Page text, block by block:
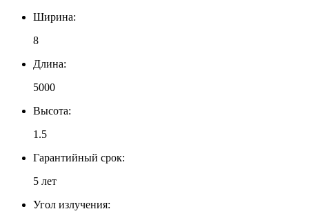
Ширина:
8
Длина:
5000
Высота:
1.5
Гарантийный срок:
5 лет
Угол излучения: